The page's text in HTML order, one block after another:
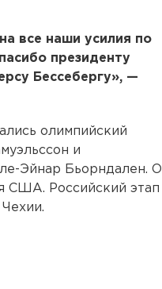
все наши усилия по
президенту
Бессебергу», —
олимпийский
и
Эйнар Бьорндален. О
США. Российский этап